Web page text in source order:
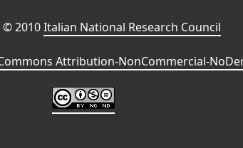
2010Italian National Research Council
Attribution-NonCommercial-